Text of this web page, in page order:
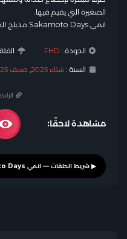
الصغيرة التي يقيم فيها.
انمي Sakamoto Days مدبلج الحلقة 11 والأخيرة
الجودة : FHD
السنة :شتاء 2025 صيف 2025
مشاهدة لاحقًا: